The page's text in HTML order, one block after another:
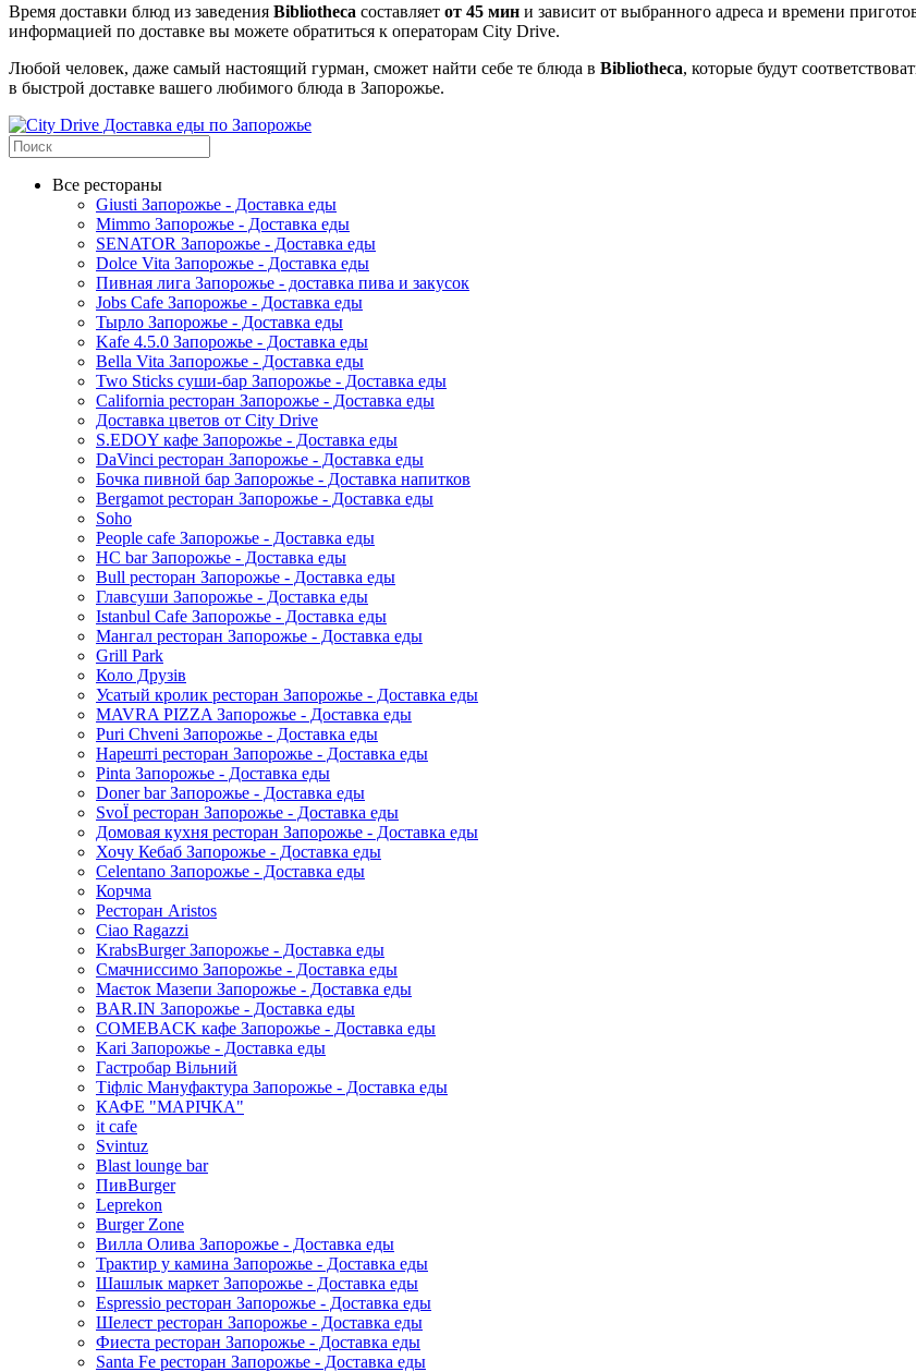
Время доставки блюд из заведения Bibliotheca составляет от 45 мин и зависит от выбранного адреса и времени
информацией по доставке вы можете обратиться к операторам City Drive.
Любой человек, даже самый настоящий гурман, сможет найти себе те блюда в Bibliotheca, которые будут
в быстрой доставке вашего любимого блюда в Запорожье.
Все рестораны
Giusti Запорожье - Доставка еды
Mimmo Запорожье - Доставка еды
SENATOR Запорожье - Доставка еды
Dolce Vita Запорожье - Доставка еды
Пивная лига Запорожье - доставка пива и закусок
Jobs Cafe Запорожье - Доставка еды
Тырло Запорожье - Доставка еды
Kafe 4.5.0 Запорожье - Доставка еды
Bella Vita Запорожье - Доставка еды
Two Sticks суши-бар Запорожье - Доставка еды
California ресторан Запорожье - Доставка еды
Доставка цветов от City Drive
S.EDOY кафе Запорожье - Доставка еды
DaVinci ресторан Запорожье - Доставка еды
Бочка пивной бар Запорожье - Доставка напитков
Bergamot ресторан Запорожье - Доставка еды
Soho
People cafe Запорожье - Доставка еды
HC bar Запорожье - Доставка еды
Bull ресторан Запорожье - Доставка еды
Главсуши Запорожье - Доставка еды
Istanbul Cafe Запорожье - Доставка еды
Мангал ресторан Запорожье - Доставка еды
Grill Park
Коло Друзів
Усатый кролик ресторан Запорожье - Доставка еды
MAVRA PIZZA Запорожье - Доставка еды
Puri Chveni Запорожье - Доставка еды
Нарешті ресторан Запорожье - Доставка еды
Pinta Запорожье - Доставка еды
Doner bar Запорожье - Доставка еды
SvoЇ ресторан Запорожье - Доставка еды
Домовая кухня ресторан Запорожье - Доставка еды
Хочу Кебаб Запорожье - Доставка еды
Celentano Запорожье - Доставка еды
Корчма
Ресторан Aristos
Ciao Ragazzi
KrabsBurger Запорожье - Доставка еды
Смачниссимо Запорожье - Доставка еды
Маєток Мазепи Запорожье - Доставка еды
BAR.IN Запорожье - Доставка еды
COMEBACK кафе Запорожье - Доставка еды
Kari Запорожье - Доставка еды
Гастробар Вільний
Тіфліс Мануфактура Запорожье - Доставка еды
КАФЕ "МАРІЧКА"
it cafe
Svintuz
Blast lounge bar
ПивBurger
Leprekon
Burger Zone
Вилла Олива Запорожье - Доставка еды
Трактир у камина Запорожье - Доставка еды
Шашлык маркет Запорожье - Доставка еды
Espressio ресторан Запорожье - Доставка еды
Шелест ресторан Запорожье - Доставка еды
Фиеста ресторан Запорожье - Доставка еды
Santa Fe ресторан Запорожье - Доставка еды